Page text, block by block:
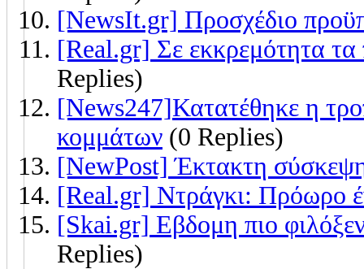
[NewsIt.gr] Προσχέδιο
[Real.gr] Σε εκκρεμότητα τα
Replies)
[News247]Κατατέθηκε η
κομμάτων (0 Replies)
[NewPost] Έκτακτη
[Real.gr] Ντράγκι: Πρόωρο
[Skai.gr] Εβδομη πιο
Replies)